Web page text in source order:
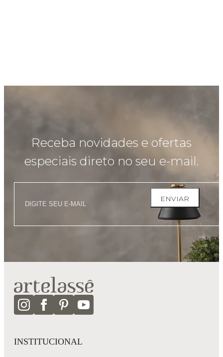
Receba novidades e ofertas
especiais direto no seu e-mail.
ENVIAR
INSTITUCIONAL